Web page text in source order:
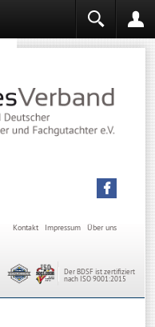
Über uns
Impressum
Kontakt
Der BDSF ist zertifiziert
nach ISO 9001:2015